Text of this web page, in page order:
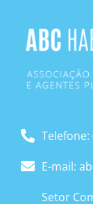
Telefone:
E-mail:
Setor